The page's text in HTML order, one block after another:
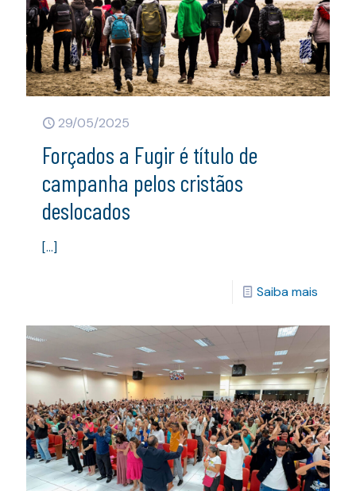
29/05/2025
Forçados a Fugir é título de
campanha pelos cristãos
deslocados
[…]
Saiba mais